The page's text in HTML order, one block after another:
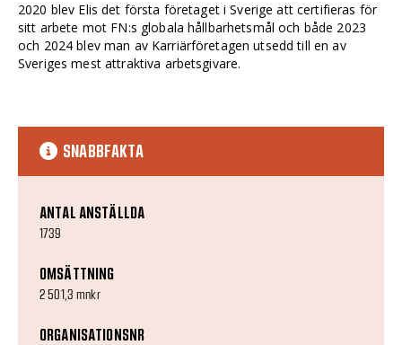
2020 blev Elis det första företaget i Sverige att certifieras för
sitt arbete mot FN:s globala hållbarhetsmål och både 2023
och 2024 blev man av Karriärföretagen utsedd till en av
Sveriges mest attraktiva arbetsgivare.
SNABBFAKTA
ANTAL ANSTÄLLDA
1739
OMSÄTTNING
2 501,3 mnkr
ORGANISATIONSNR